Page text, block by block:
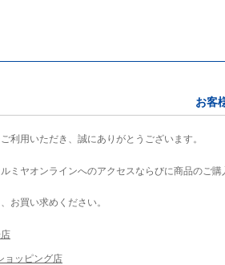
お客
利用いただき、誠にありがとうございます。
ミヤオンラインへのアクセスならびに商品のご購
お買い求めください。
ョッピング店